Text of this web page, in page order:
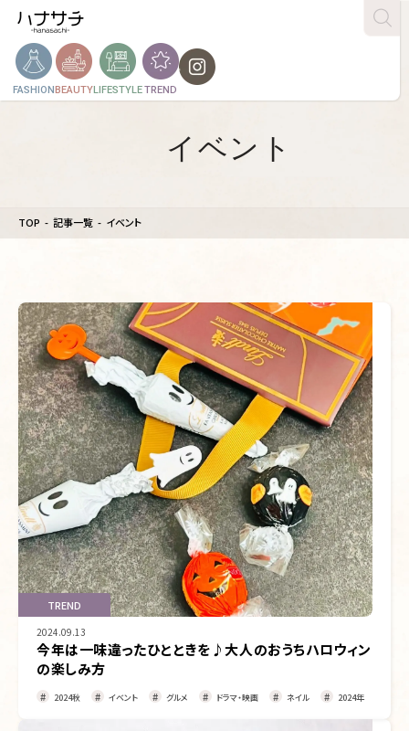
FASHIONBEAUTYLIFESTYLETREND
イベント
TOP 記事一覧 イベント
TREND
2024.09.13
今年は一味違ったひとときを♪大人のおうちハロウィン
の楽しみ方
2024秋 イベント グルメ ドラマ・映画 ネイル 2024年